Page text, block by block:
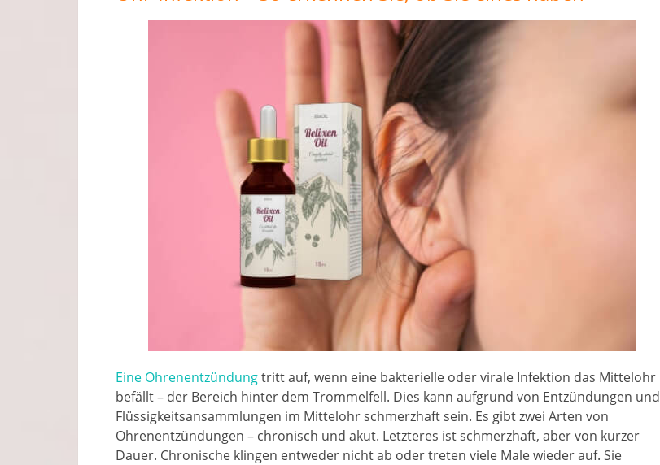
Eine Ohrenentzündungtritt auf, wenn eine bakterielle oder virale Infektion das Mittelohr
befällt – der Bereich hinter dem Trommelfell. Dies kann aufgrund von Entzündungen und
Flüssigkeitsansammlungen im Mittelohr schmerzhaft sein. Es gibt zwei Arten von
Ohrenentzündungen – chronisch und akut. Letzteres ist schmerzhaft, aber von kurzer
Dauer. Chronische klingen entweder nicht ab oder treten viele Male wieder auf. Sie